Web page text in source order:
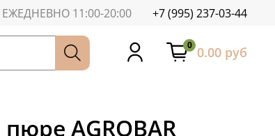
ЕЖЕДНЕВНО 11:00-20:00 +7 (995) 237-03-44
0 0.00 руб
АGROBAR